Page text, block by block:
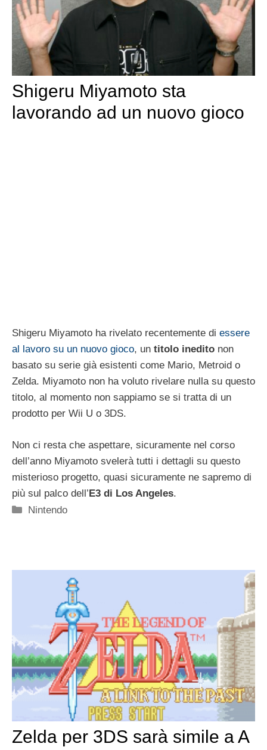
Shigeru Miyamoto sta
lavorando ad un nuovo gioco
Shigeru Miyamoto ha rivelato recentemente di essere
al lavoro su un nuovo gioco, un titolo inedito non
basato su serie già esistenti come Mario, Metroid o
Zelda. Miyamoto non ha voluto rivelare nulla su questo
titolo, al momento non sappiamo se si tratta di un
prodotto per Wii U o 3DS.
Non ci resta che aspettare, sicuramente nel corso
dell’anno Miyamoto svelerà tutti i dettagli su questo
misterioso progetto, quasi sicuramente ne sapremo di
più sul palco dell’E3 di Los Angeles.
Categorie
Nintendo
Zelda per 3DS sarà simile a A